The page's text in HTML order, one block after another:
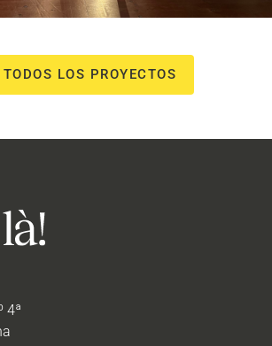
TODOS LOS PROYECTOS
4ª